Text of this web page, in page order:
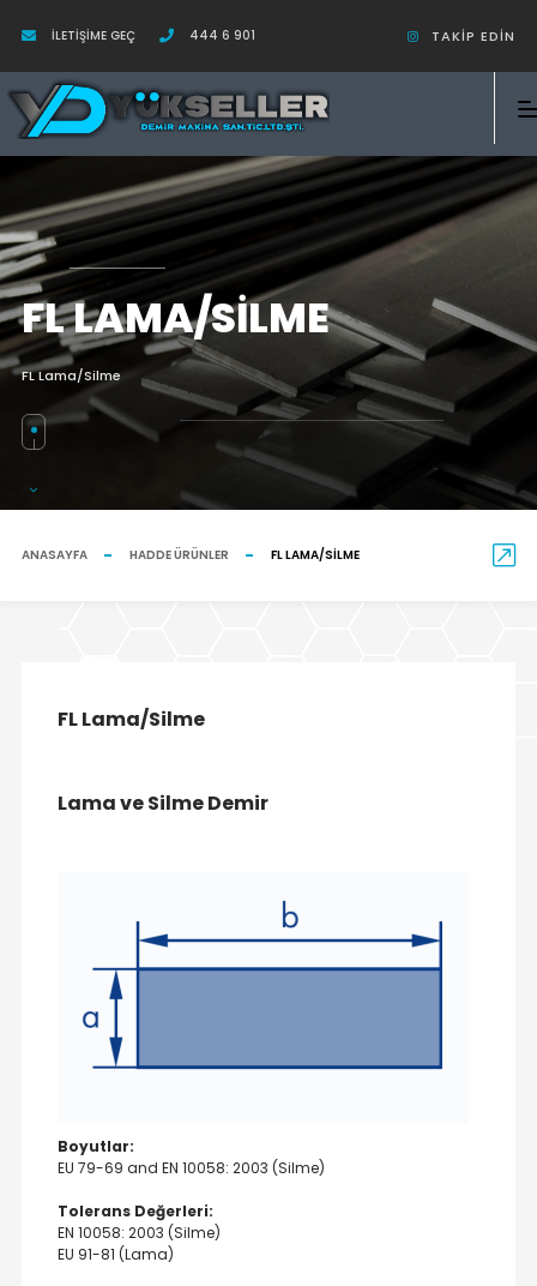
İLETIŞIME GEÇ 444 6 901 TAKIP EDIN
FL LAMA/SILME
FL Lama/Silme
ANASAYFA HADDE ÜRÜNLER FL LAMA/SILME
FL Lama/Silme
Lama ve Silme Demir
Boyutlar:
EU 79-69 and EN 10058: 2003 (Silme)
Tolerans Değerleri:
EN 10058: 2003 (Silme)
EU 91-81 (Lama)